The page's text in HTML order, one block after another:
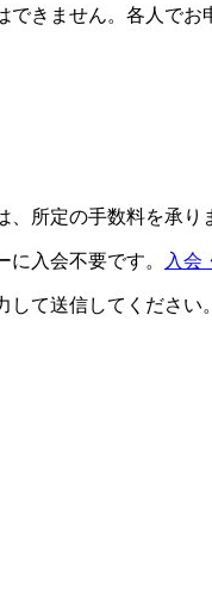
きません。各人でお
所定の手数料を承り
入会不要です。 入会
て送信してください。